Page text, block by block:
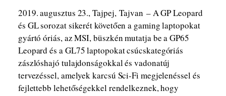
2019. augusztus 23., Tajpej, Tajvan – A GP Leopard
és GL sorozat sikerét követően a gaming laptopokat
gyártó óriás, az MSI, büszkén mutatja be a GP65
Leopard és a GL75 laptopokat csúcskategóriás
zászlóshajó tulajdonságokkal és vadonatúj
tervezéssel, amelyek karcsú Sci-Fi megjelenéssel és
fejlettebb lehetőségekkel rendelkeznek, hogy